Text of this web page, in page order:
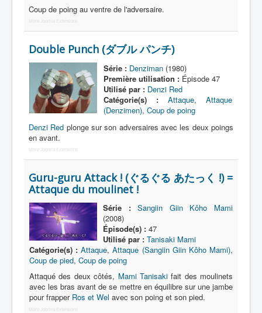
Mecha
Objet
Lieu
Référence
Fanservice
Générique
Morpheur
Lecteur
Item
Accessoire
Arme
Pouvoir
Coup de poing au ventre de l'adversaire.
More Joomla Extensions
Double Punch (ダブル パンチ)
Série : Denziman(1980)
Première utilisation :Épisode 47
Utilisé par : Denzi Red
Catégorie(s) :
Attaque, Attaque
(Denzimen), Coup de poing
Denzi Red plonge sur son adversaires avec les deux poings
en avant.
More Joomla Extensions
Guru-guru Attack ! (ぐるぐる あたっく !) =
Attaque du moulinet !
Série :
Sangiin Giin Kôho Mami
(2008)
Épisode(s) :47
Utilisé par : Tanisaki Mami
Catégorie(s) : Attaque,Attaque (Sangiin Giin Kôho Mami),
Coup de pied, Coup de poing
Attaqué des deux côtés, Mami Tanisakifait des moulinets
avec les bras avant de se mettre en équilibre sur une jambe
pour frapper Ros et Wel avec son poing et son pied.
More Joomla Extensions